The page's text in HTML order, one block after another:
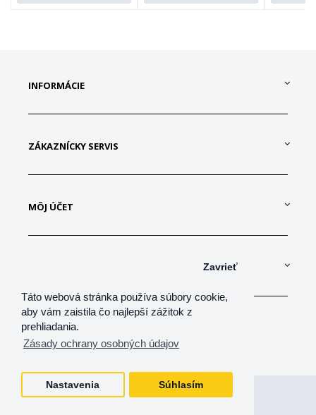
Táto webová stránka používa súbory cookie,
aby vám zaistila čo najlepší zážitok z
prehliadania.
Zásady ochrany osobných údajov
Zavrieť
Nastavenia Súhlasím
INFORMÁCIE
ZÁKAZNÍCKY SERVIS
MÔJ ÚČET
Všetky práva vyhradenéshop-net, s.r.o.